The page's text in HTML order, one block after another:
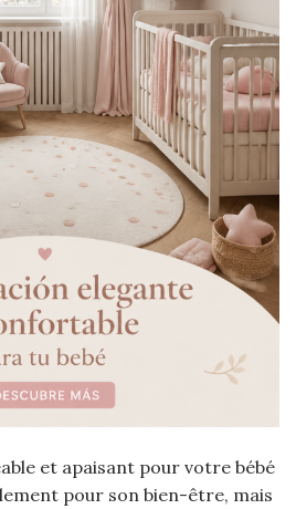
et apaisant pour votre bébé
pour son bien-être, mais